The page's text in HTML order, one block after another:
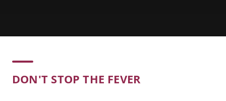
Concert
DON'T STOP THE FEVER